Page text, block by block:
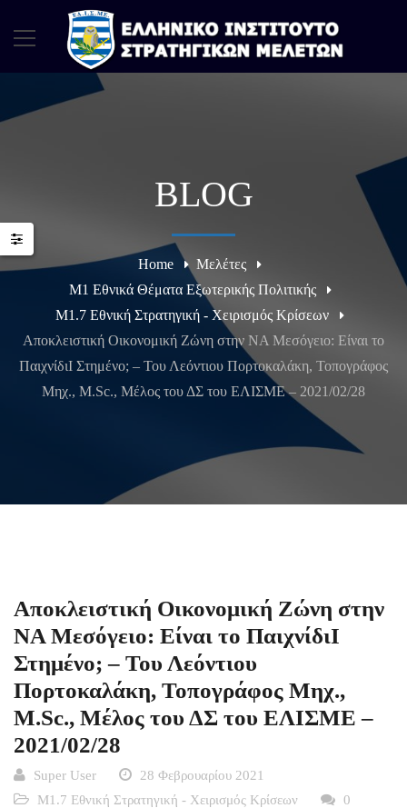
BLOG
Home
Μελέτες
Μ1 Εθνικά Θέματα Εξωτερικής Πολιτικής
Μ1.7 Εθνική Στρατηγική - Χειρισμός Κρίσεων
Αποκλειστική Οικονομική Ζώνη στην ΝΑ Μεσόγειο: Είναι το
ΠαιχνίδιΙ Στημένο; – Του Λεόντιου Πορτοκαλάκη, Τοπογράφος
Μηχ., M.Sc., Μέλος του ΔΣ του ΕΛΙΣΜΕ – 2021/02/28
Αποκλειστική Οικονομική Ζώνη στην
ΝΑ Μεσόγειο: Είναι το ΠαιχνίδιΙ
Στημένο; – Του Λεόντιου
Πορτοκαλάκη, Τοπογράφος Μηχ.,
M.Sc., Μέλος του ΔΣ του ΕΛΙΣΜΕ –
2021/02/28
Super User
28 Φεβρουαρίου 2021
Μ1.7 Εθνική Στρατηγική - Χειρισμός Κρίσεων
0